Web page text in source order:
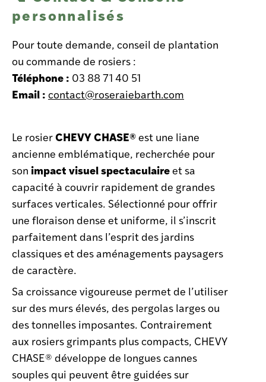
personnalisés
Pour toute demande, conseil de plantation
ou commande de rosiers :
Téléphone : 03 88 71 40 51
Email : contact@roseraiebarth.com
Le rosierCHEVY CHASE®est une liane
ancienne emblématique, recherchée pour
son impact visuel spectaculaireet sa
capacité à couvrir rapidement de grandes
surfaces verticales. Sélectionné pour offrir
une floraison dense et uniforme, il s’inscrit
parfaitement dans l’esprit des jardins
classiques et des aménagements paysagers
de caractère.
Sa croissance vigoureuse permet de l’utiliser
sur des murs élevés, des pergolas larges ou
des tonnelles imposantes. Contrairement
aux rosiers grimpants plus compacts, CHEVY
CHASE® développe de longues cannes
souples qui peuvent être guidées sur